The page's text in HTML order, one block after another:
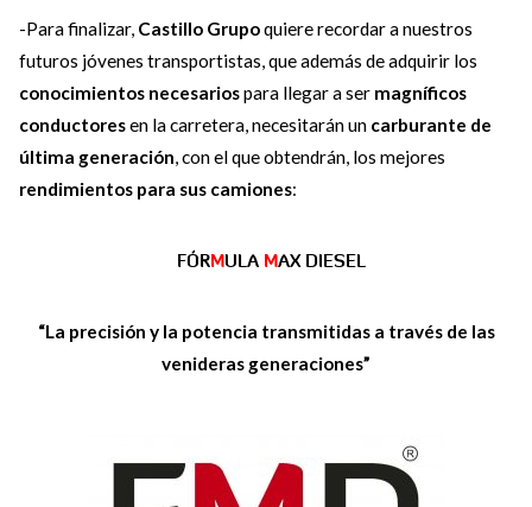
-Para finalizar, Castillo Grupoquiere recordar a nuestros
futuros jóvenes transportistas, que además de adquirir los
conocimientos necesariospara llegar a ser magníficos
conductoresen la carretera, necesitarán un carburante de
última generación, con el que obtendrán, los mejores
rendimientos para sus camiones:
FÓRMULA MAX DIESEL
“La precisión y la potencia transmitidas a través de las
venideras generaciones”